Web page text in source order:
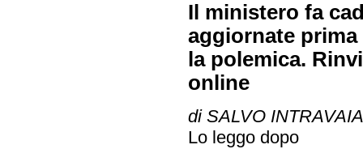
Il ministero fa
aggiornate
la polemica.
online
di SALVO INTRAVAIA
Lo leggo dopo